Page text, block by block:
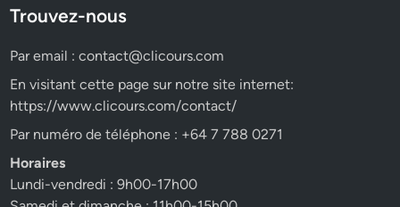
Trouvez-nous
Par email :contact@clicours.com
En visitant cette page sur notre site internet:
https://www.clicours.com/contact/
Par numéro de téléphone : +64 7 788 0271
Horaires
Lundi-vendredi : 9h00-17h00